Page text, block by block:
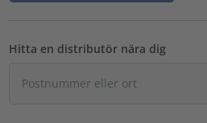
Hitta en distributör nära dig